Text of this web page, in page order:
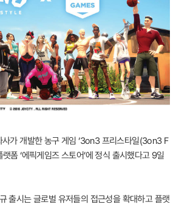
가 개발한 농구 게임 ‘3on3 프리스타일(3on3 F
폼 ‘에픽게임즈 스토어’에 정식 출시했다고 9일
출시는 글로벌 유저들의 접근성을 확대하고 플랫